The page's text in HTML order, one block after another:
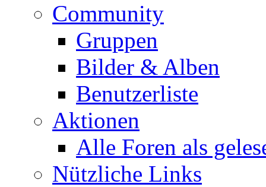
Community
Gruppen
Bilder & Alben
Benutzerliste
Aktionen
Alle Foren als
Nützliche Links